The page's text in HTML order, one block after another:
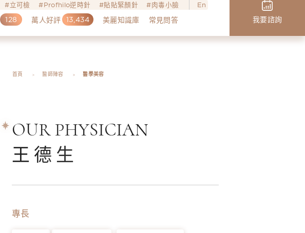
立可檢 Profhilo逆時針 貼貼緊顏針 肉毒小臉 En
128 萬人好評 13,434 美麗知識庫 常見問答 我要諮詢
首頁 醫師陣容 醫學美容
OUR PHYSICIAN
王德生
專長